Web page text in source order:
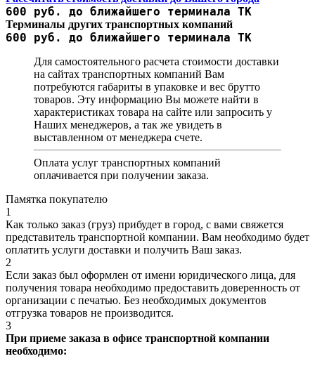
600 руб. до ближайшего терминала ТК
Терминалы других транспортных компаний
600 руб. до ближайшего терминала ТК
Для самостоятельного расчета стоимости доставки
на сайтах транспортных компаний Вам
потребуются габариты в упаковке и вес брутто
товаров. Эту информацию Вы можете найти в
характеристиках товара на сайте или запросить у
Наших менеджеров, а так же увидеть в
выставленном от менеджера счете.
Оплата услуг транспортных компаний
оплачивается при получении заказа.
Памятка покупателю
1
Как только заказ (груз) прибудет в город, с вами свяжется
представитель транспортной компании. Вам необходимо будет
оплатить услуги доставки и получить Ваш заказ.
2
Если заказ был оформлен от имени юридического лица, для
получения товара необходимо предоставить доверенность от
организации с печатью. Без необходимых документов
отгрузка товаров не производится.
3
При приеме заказа в офисе транспортной компании
необходимо: